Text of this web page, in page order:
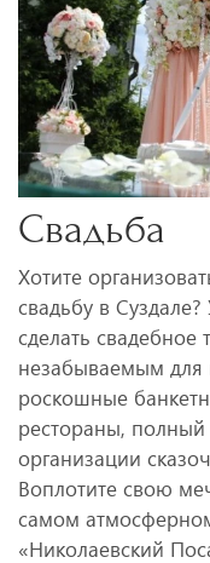
Свадьба
Хотите
свадьбу в
сделать свадебное
незабываемым для
роскошные
рестораны, полный
организации
Воплотите свою
самом
«Николаевский